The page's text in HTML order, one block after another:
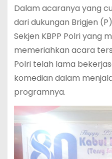
Dalam acaranya yang
dari dukungan Brigjen
Sekjen KBPP Polri yang
memeriahkan acara
Polri telah lama
komedian dalam
programnya.